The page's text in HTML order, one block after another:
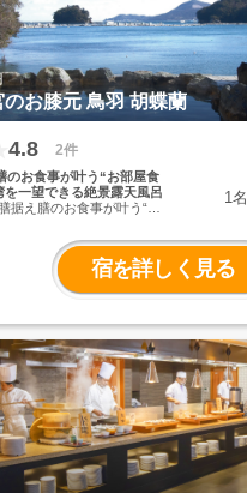
お膝元 鳥羽 胡蝶蘭
4.8 2件
のお食事が叶う“お部屋食
を一望できる絶景露天風呂
据え膳のお食事が叶う“お
お料理は旬食材や地
手間を加えた創作会席を
1名
宿を詳しく見る